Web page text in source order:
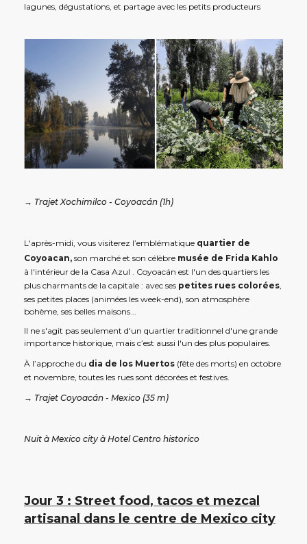
lagunes, dégustations, et partage avec les petits producteurs
→ Trajet Xochimilco - Coyoacán (1h)
L'après-midi, vous visiterez l’emblématique quartier de
Coyoacan, son marché et son célèbre musée de Frida Kahlo
à l'intérieur de la Casa Azul . Coyoacán est l'un des quartiers les
plus charmants de la capitale : avec ses petites rues colorées
ses petites places (animées les week-end), son atmosphère
bohème, ses belles maisons...
Il ne s'agit pas seulement d'un quartier traditionnel d'une grande
importance historique, mais c’est aussi l'un des plus populaires.
À l’approche du dia de los Muertos (fête des morts) en octobre
et novembre, toutes les rues sont décorées et festives.
→ Trajet Coyoacán - Mexico (35 m)
Nuit à Mexico city à Hotel Centro historico
Jour 3 : Street food, tacos et mezcal
artisanal dans le centre de Mexico city